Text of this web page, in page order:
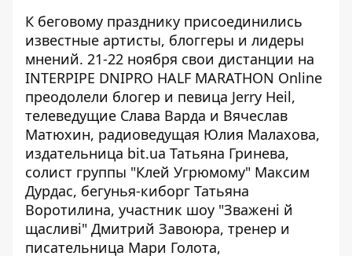
К беговому празднику присоединились
известные артисты, блоггеры и лидеры
мнений. 21-22 ноября свои дистанции на
INTERPIPE DNIPRO HALF MARATHON Online
преодолели блогер и певица Jerry Heil,
телеведущие Слава Варда и Вячеслав
Матюхин, радиоведущая Юлия Малахова,
издательница bit.ua Татьяна Гринева,
солист группы "Клей Угрюмому" Максим
Дурдас, бегунья-киборг Татьяна
Воротилина, участник шоу "Зважені й
щасливі" Дмитрий Завоюра, тренер и
писательница Мари Голота,